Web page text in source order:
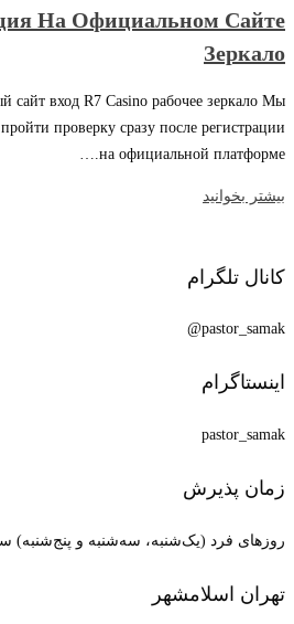
На Официальном Сайте
Зеркало
сайт вход R7 Casino рабочее зеркало Мы
проверку сразу после регистрации
на официальной платформе.…
بیشتر بخوانید
کانال تلگرام
pastor_samak@
اینستاگرام
pastor_samak
زمان پذیرش
روزهای فرد (یک‌شنبه، سه‌شنبه و پنج‌شنبه) ساعت 15:00
تهران اسلامشهر